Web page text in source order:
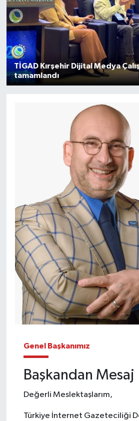
TİGAD Kırşehir Dijital Medya
tamamlandı
Genel Başkanımız
Başkandan Mesaj
Değerli Meslektaşlarım,
Türkiye İnternet Gazeteciliği